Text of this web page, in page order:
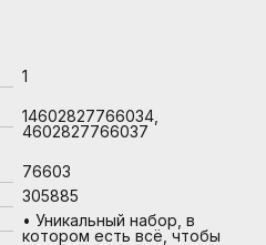
1
14602827766034,
4602827766037
76603
305885
• Уникальный набор, в
котором есть всё, чтобы